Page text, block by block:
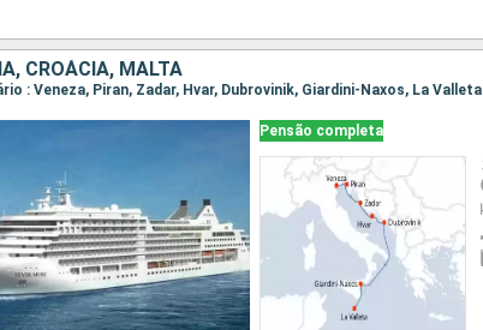
CROÁCIA, MALTA
: Veneza, Piran, Zadar, Hvar, Dubrovinik, Giardini-Naxos, La Valleta
Pensão completa